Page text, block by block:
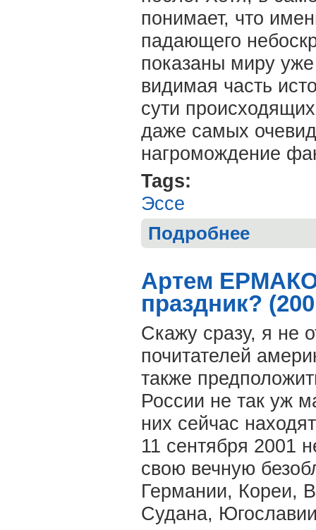
понимает, что
падающего
показаны миру
видимая часть
сути
даже самых
нагромождение
Tags:
Эссе
Подробнее
Артем
праздник?
Скажу сразу, я не
почитателей
также
России не так уж
них сейчас
11 сентября 2001
свою вечную
Германии, Кореи,
Судана,